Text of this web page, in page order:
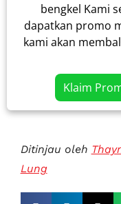
bengkel Kami
dapatkan promo
kami akan
Klaim
Ditinjau oleh
Lung